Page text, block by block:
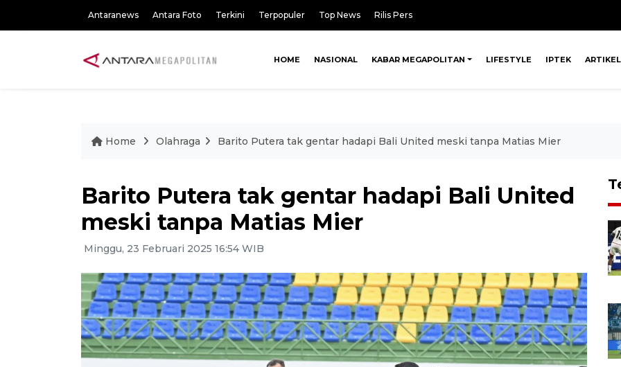
Antaranews Antara Foto Terkini Terpopuler Top News Rilis Pers
HOME NASIONAL KABAR MEGAPOLITAN LIFESTYLE IPTEK ARTIKEL
Home Olahraga Barito Putera tak gentar hadapi Bali United meski tanpa Matias Mier
Barito Putera tak gentar hadapi Bali United
meski tanpa Matias Mier
Minggu, 23 Februari 2025 16:54 WIB